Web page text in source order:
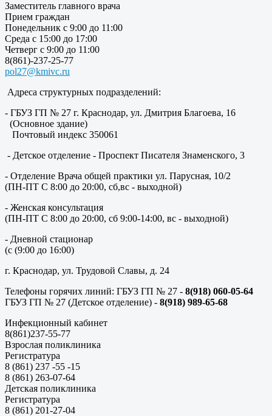
Заместитель главного врача
Прием граждан
Понедельник с 9:00 до 11:00
Среда с 15:00 до 17:00
Четверг с 9:00 до 11:00
8(861)-237-25-77
pol27@kmivc.ru
Адреса структурных подразделений:
- ГБУЗ ГП № 27 г. Краснодар, ул. Дмитрия Благоева, 16
(Основное здание)
Почтовый индекс 350061
- Детское отделение - Проспект Писателя Знаменского, 3
- Отделение Врача общей практики ул. Парусная, 10/2
(ПН-ПТ С 8:00 до 20:00, сб,вс - выходной)
- Женская консультация
(ПН-ПТ С 8:00 до 20:00, сб 9:00-14:00, вс - выходной)
- Дневной стационар
(с (9:00 до 16:00)
г. Краснодар, ул. Трудовой Славы, д. 24
Телефоны горячих линий: ГБУЗ ГП № 27 - 8(918) 060-05-64
ГБУЗ ГП № 27 (Детское отделение) - 8(918) 989-65-68
Инфекционный кабинет
8(861)237-55-77
Взрослая поликлиника
Регистратура
8 (861) 237 -55 -15
8 (861) 263-07-64
Детская поликлиника
Регистратура
8 (861) 201-27-04